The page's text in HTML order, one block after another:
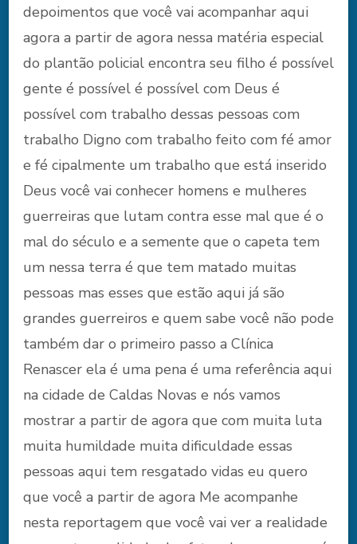
depoimentos que você vai acompanhar aqui
agora a partir de agora nessa matéria especial
do plantão policial encontra seu filho é possível
gente é possível é possível com Deus é
possível com trabalho dessas pessoas com
trabalho Digno com trabalho feito com fé amor
e fé cipalmente um trabalho que está inserido
Deus você vai conhecer homens e mulheres
guerreiras que lutam contra esse mal que é o
mal do século e a semente que o capeta tem
um nessa terra é que tem matado muitas
pessoas mas esses que estão aqui já são
grandes guerreiros e quem sabe você não pode
também dar o primeiro passo a Clínica
Renascer ela é uma pena é uma referência aqui
na cidade de Caldas Novas e nós vamos
mostrar a partir de agora que com muita luta
muita humildade muita dificuldade essas
pessoas aqui tem resgatado vidas eu quero
que você a partir de agora Me acompanhe
nesta reportagem que você vai ver a realidade